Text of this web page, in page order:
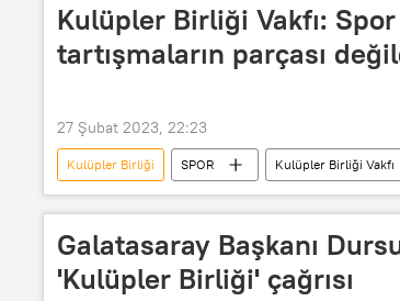
Kulüpler Birliği Vakfı:
tartışmaların parçası
27 Şubat 2023, 22:23
Kulüpler Birliği SPOR Kulüpler Birliği Vakfı
Taraftar
Spor Toto Süper Lig
Galatasaray Başkanı
'Kulüpler Birliği' çağrısı